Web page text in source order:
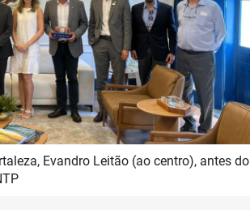
Evandro Leitão (ao centro), antes do